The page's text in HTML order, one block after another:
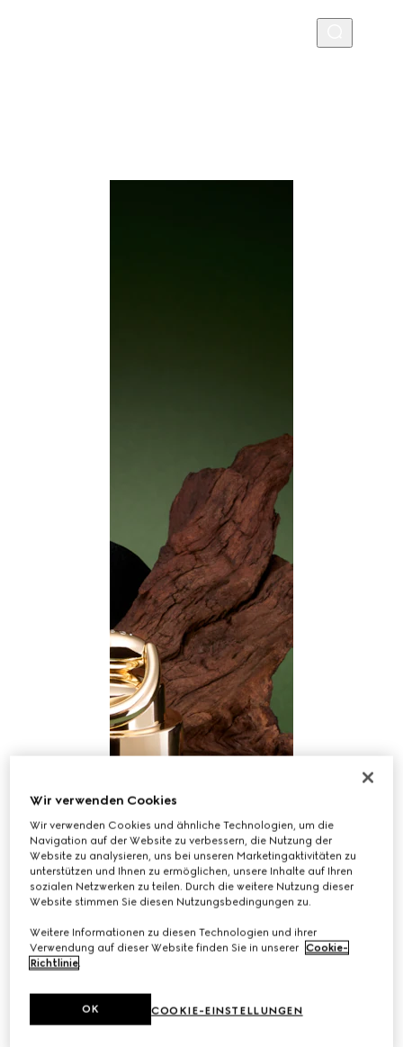
Wir verwenden Cookies
Wir verwenden Cookies und ähnliche Technologien, um die
Navigation auf der Website zu verbessern, die Nutzung der
Website zu analysieren, uns bei unseren Marketingaktivitäten zu
unterstützen und Ihnen zu ermöglichen, unsere Inhalte auf Ihren
sozialen Netzwerken zu teilen. Durch die weitere Nutzung dieser
Website stimmen Sie diesen Nutzungsbedingungen zu.
Weitere Informationen zu diesen Technologien und ihrer
Verwendung auf dieser Website finden Sie in unserer Cookie-
Richtlinie.
COOKIE-EINSTELLUNGEN
OK